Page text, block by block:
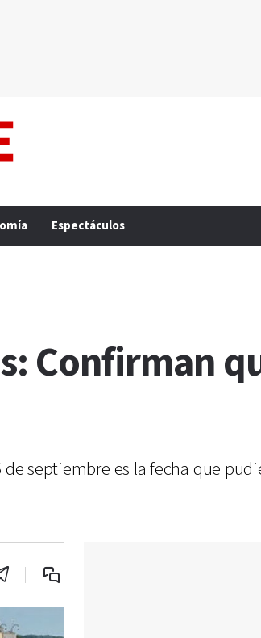
Espectáculos
Confirman
septiembre es la fecha que